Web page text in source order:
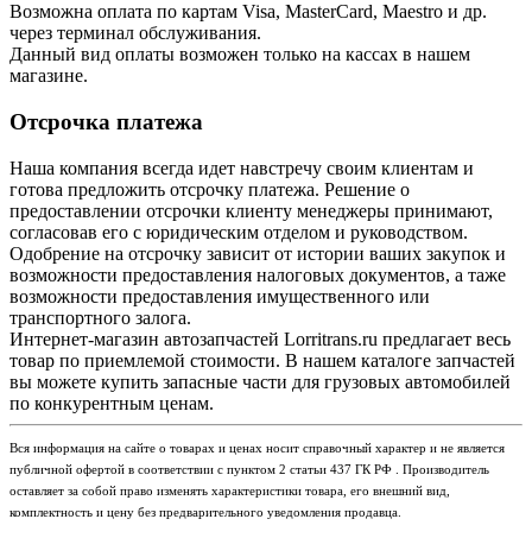
Возможна оплата по картам Visa, MasterCard, Maestro и др.
через терминал обслуживания.
Данный вид оплаты возможен только на кассах в нашем
магазине.
Отсрочка платежа
Наша компания всегда идет навстречу своим клиентам и
готова предложить отсрочку платежа. Решение о
предоставлении отсрочки клиенту менеджеры принимают,
согласовав его с юридическим отделом и руководством.
Одобрение на отсрочку зависит от истории ваших закупок и
возможности предоставления налоговых документов, а таже
возможности предоставления имущественного или
транспортного залога.
Интернет-магазин автозапчастей Lorritrans.ru предлагает весь
товар по приемлемой стоимости. В нашем каталоге запчастей
вы можете купить запасные части для грузовых автомобилей
по конкурентным ценам.
Вся информация на сайте о товарах и ценах носит справочный характер и не является
публичной офертой в соответствии с пунктом 2 статьи 437 ГК РФ . Производитель
оставляет за собой право изменять характеристики товара, его внешний вид,
комплектность и цену без предварительного уведомления продавца.